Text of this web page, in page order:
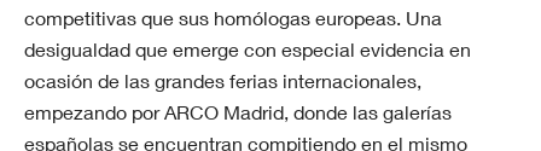
competitivas que sus homólogas europeas. Una
desigualdad que emerge con especial evidencia en
ocasión de las grandes ferias internacionales,
empezando por ARCO Madrid, donde las galerías
españolas se encuentran compitiendo en el mismo